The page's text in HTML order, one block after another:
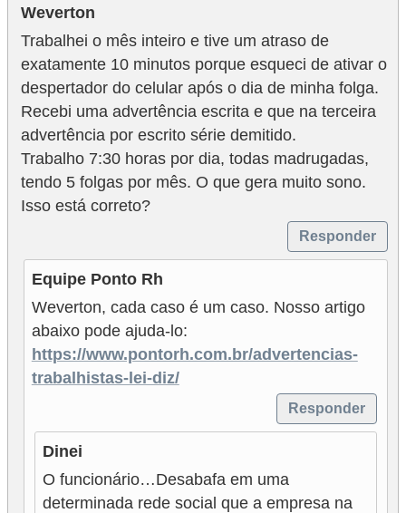
Weverton
Trabalhei o mês inteiro e tive um atraso de
exatamente 10 minutos porque esqueci de ativar o
despertador do celular após o dia de minha folga.
Recebi uma advertência escrita e que na terceira
advertência por escrito série demitido.
Trabalho 7:30 horas por dia, todas madrugadas,
tendo 5 folgas por mês. O que gera muito sono.
Isso está correto?
Responder
Equipe Ponto Rh
Weverton, cada caso é um caso. Nosso artigo
abaixo pode ajuda-lo:
https://www.pontorh.com.br/advertencias-
trabalhistas-lei-diz/
Responder
Dinei
O funcionário…Desabafa em uma
determinada rede social que a empresa na